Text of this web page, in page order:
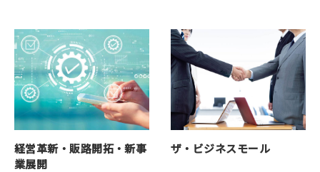
経営革新・販路開拓・新事
業展開
ザ・ビジネスモール